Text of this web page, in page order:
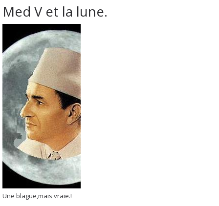
Med V et la lune.
Une blague,mais vraie.!